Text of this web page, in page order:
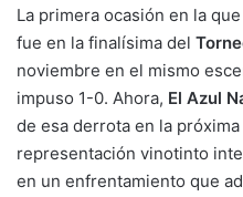
La primera ocasión en la
fue en la finalísima del
noviembre en el mismo
impuso 1-0. Ahora, El Azul
de esa derrota en la
representación vinotinto
en un enfrentamiento que